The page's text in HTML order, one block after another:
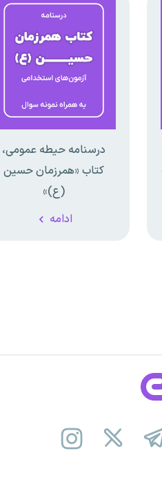
درسنامه حیطه عمومی،
کتاب «همرزمان حسین
(ع)»
ادامه